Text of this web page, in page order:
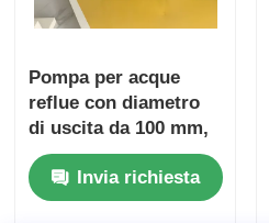
Pompa per acque
reflue con diametro
di uscita da 100 mm,
prevalenza massima
di 8 m e
alloggiamento motore
Invia richiesta